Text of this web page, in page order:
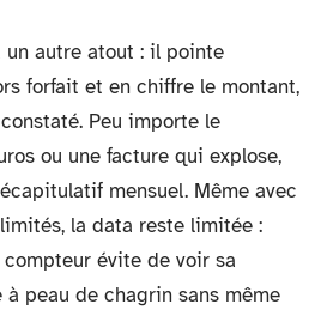
un autre atout : il pointe
forfait et en chiffre le montant,
Peu importe le
ou une facture qui explose,
mensuel. Même avec
la data reste limitée :
évite de voir sa
peau de chagrin sans même